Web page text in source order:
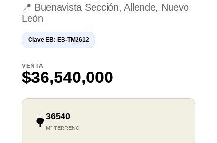
📍 Buenavista Sección, Allende, Nuevo
León
Clave EB: EB-TM2612
VENTA
$36,540,000
🌳 36540
M² TERRENO